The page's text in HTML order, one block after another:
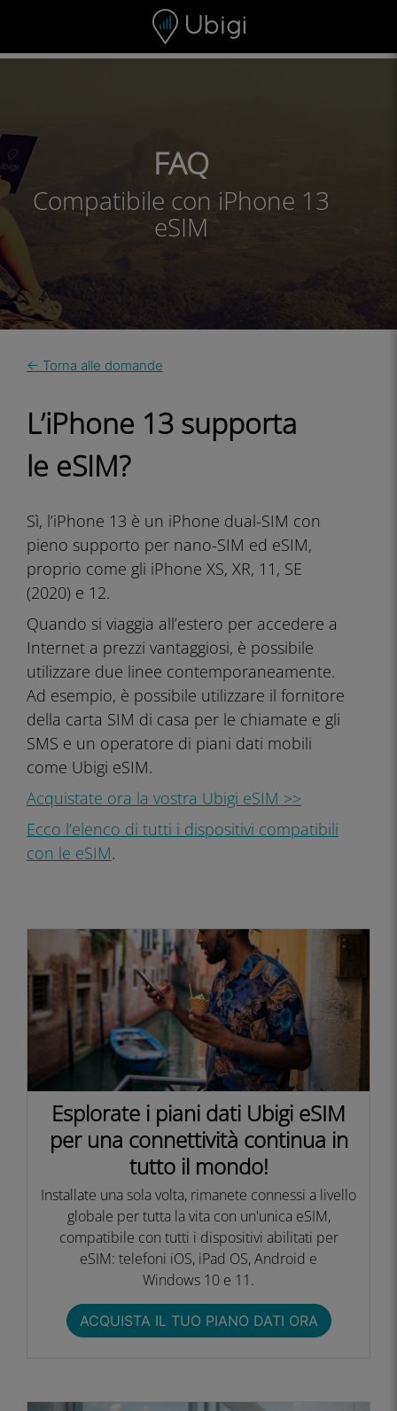
Barra di navigazione
FAQ
Compatibile con iPhone 13
eSIM
← Torna alle domande
L’iPhone 13 supporta
le eSIM?
Sì, l’iPhone 13 è un iPhone dual-SIM con
pieno supporto per nano-SIM ed eSIM,
proprio come gli iPhone XS, XR, 11, SE
(2020) e 12.
Quando si viaggia all’estero per accedere a
Internet a prezzi vantaggiosi, è possibile
utilizzare due linee contemporaneamente.
Ad esempio, è possibile utilizzare il fornitore
della carta SIM di casa per le chiamate e gli
SMS e un operatore di piani dati mobili
come Ubigi eSIM.
Acquistate ora la vostra Ubigi eSIM >>
Ecco l’elenco di tutti i dispositivi compatibili
con le eSIM.
Esplorate i piani dati Ubigi eSIM
per una connettività continua in
tutto il mondo!
Installate una sola volta, rimanete connessi a livello
globale per tutta la vita con un'unica eSIM,
compatibile con tutti i dispositivi abilitati per
eSIM: telefoni iOS, iPad OS, Android e
Windows 10 e 11.
ACQUISTA IL TUO PIANO DATI ORA